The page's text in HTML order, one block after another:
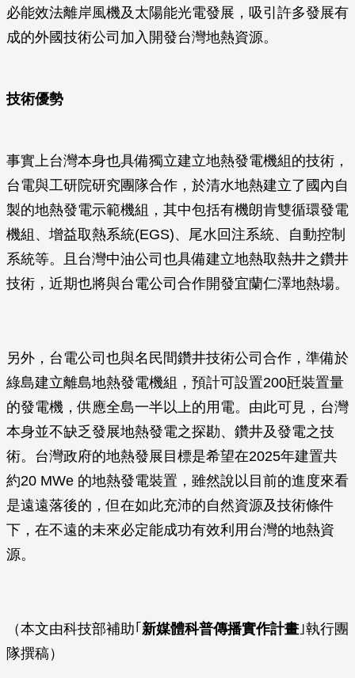
必能效法離岸風機及太陽能光電發展，吸引許多發展有
成的外國技術公司加入開發台灣地熱資源。
技術優勢
事實上台灣本身也具備獨立建立地熱發電機組的技術，
台電與工研院研究團隊合作，於清水地熱建立了國內自
製的地熱發電示範機組，其中包括有機朗肯雙循環發電
機組、增益取熱系統(EGS)、尾水回注系統、自動控制
系統等。且台灣中油公司也具備建立地熱取熱井之鑽井
技術，近期也將與台電公司合作開發宜蘭仁澤地熱場。
另外，台電公司也與名民間鑽井技術公司合作，準備於
綠島建立離島地熱發電機組，預計可設置200瓩裝置量
的發電機，供應全島一半以上的用電。由此可見，台灣
本身並不缺乏發展地熱發電之探勘、鑽井及發電之技
術。台灣政府的地熱發展目標是希望在2025年建置共
約20 MWe 的地熱發電裝置，雖然說以目前的進度來看
是遠遠落後的，但在如此充沛的自然資源及技術條件
下，在不遠的未來必定能成功有效利用台灣的地熱資
源。
（本文由科技部補助｢ 新媒體科普傳播實作計畫 ｣執行團
隊撰稿）